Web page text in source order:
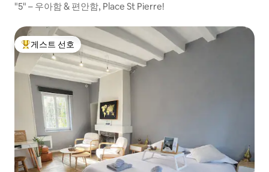
"5" – 우아함 & 편안함, Place St Pierre!
상위 게스트 선호
게스트 선호